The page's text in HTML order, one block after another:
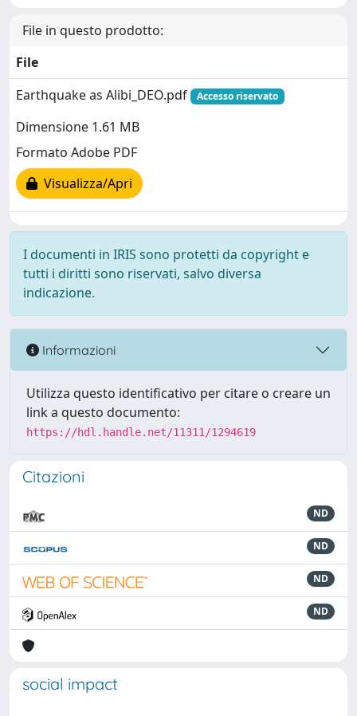
File in questo prodotto:
File
Earthquake as Alibi_DEO.pdf
Accesso riservato
Dimensione 1.61 MB
Formato Adobe PDF
Visualizza/Apri
I documenti in IRIS sono protetti da copyright e
tutti i diritti sono riservati, salvo diversa
indicazione.
Informazioni
Utilizza questo identificativo per citare o creare un
link a questo documento:
https://hdl.handle.net/11311/1294619
Citazioni
ND
ND
ND
ND
social impact